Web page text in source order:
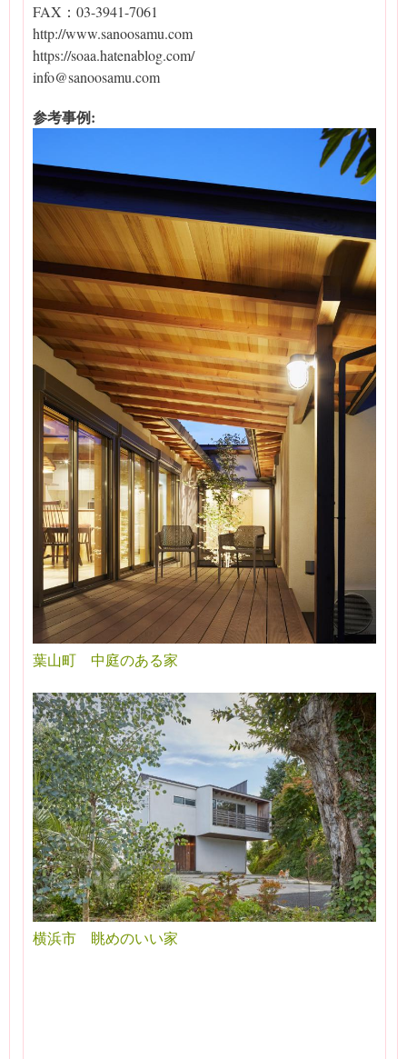
FAX：03-3941-7061
http://www.sanoosamu.com
https://soaa.hatenablog.com/
info@sanoosamu.com
参考事例:
葉山町 中庭のある家
横浜市 眺めのいい家